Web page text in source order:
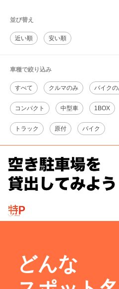
並び替え
近い順 安い順
車種で絞り込み
すべて クルマのみ バイク
コンパクト 中型車 1BOX
トラック 原付 バイク
どんな